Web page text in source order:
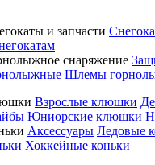
и запчасти
снаряжение
Шлемы
Взрослые клюшки
Юниорские клюшки
Аксессуары Ледовые
Хоккейные коньки